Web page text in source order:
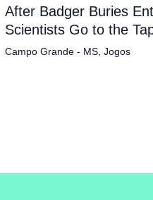
After Badger Buries
Scientists Go to the
Campo Grande - MS, Jogos